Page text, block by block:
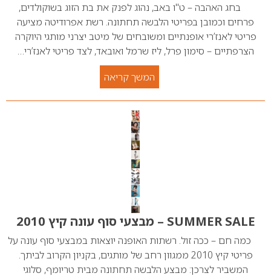
בחג האהבה – ט"ו באב, נהוג לפנק את בת הזוג בשוקולדים,
פרחים וכמובן בפריטי הלבשה תחתונה. רשת אפרודיטה מציעה
פריטי לאנז’רי אופנתיים ומשובחים של מיטב יצרני מותגי היוקרה
הצרפתיים – סימון פרל, ליז שרמל ואובאד, לצד פריטי לאנז’רי…
המשך קריאה
SUMMER SALE – מבצעי סוף עונה קיץ 2010
כמה חם – ככה זול. רשתות האופנה יוצאות במבצעי סוף עונה על
פריטי קיץ 2010 ממגוון רחב של מותגים, בקניון הקרוב לביתך.
המשביר לצרכן: מבצע הלבשה תחתונה מבית טריומף, סלוגי